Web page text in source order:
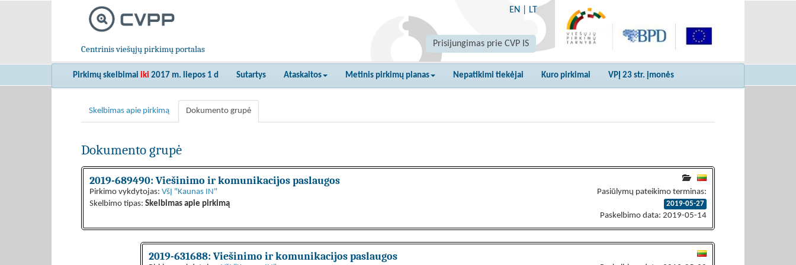
Centrinis viešųjų pirkimų portalas
EN LT
Prisijungimas prie CVP IS
Pirkimų skelbimai iki 2017 m. liepos 1 d Sutartys Ataskaitos Metinis pirkimų planas Nepatikimi tiekėjai Kuro pirkimai VPĮ 23 str. įmonės
Skelbimas apie pirkimą Dokumento grupė
Dokumento grupė
2019-689490: Viešinimo ir komunikacijos paslaugos
Pirkimo vykdytojas: VšĮ "Kaunas IN"
Skelbimo tipas: Skelbimas apie pirkimą
Pasiūlymų pateikimo terminas:
2019-05-27
Paskelbimo data: 2019-05-14
2019-631688: Viešinimo ir komunikacijos paslaugos